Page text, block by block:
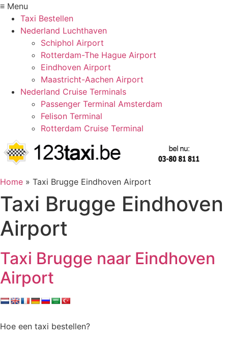
≡ Menu
Taxi Bestellen
Nederland Luchthaven
Schiphol Airport
Rotterdam-The Hague Airport
Eindhoven Airport
Maastricht-Aachen Airport
Nederland Cruise Terminals
Passenger Terminal Amsterdam
Felison Terminal
Rotterdam Cruise Terminal
Home » Taxi Brugge Eindhoven Airport
Taxi Brugge Eindhoven
Airport
Taxi Brugge naar Eindhoven
Airport
Hoe een taxi bestellen?